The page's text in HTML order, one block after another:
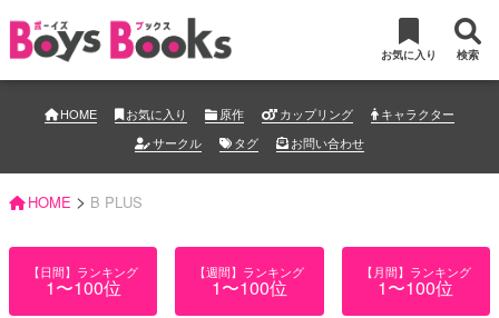
お気に入り 検索
HOME お気に入り 原作 カップリング
キャラクター
サークル
タグ お問い合わせ
HOME > B PLUS
【日間】ランキング
1〜100位
【週間】ランキング
1〜100位
【月間】ランキング
1〜100位